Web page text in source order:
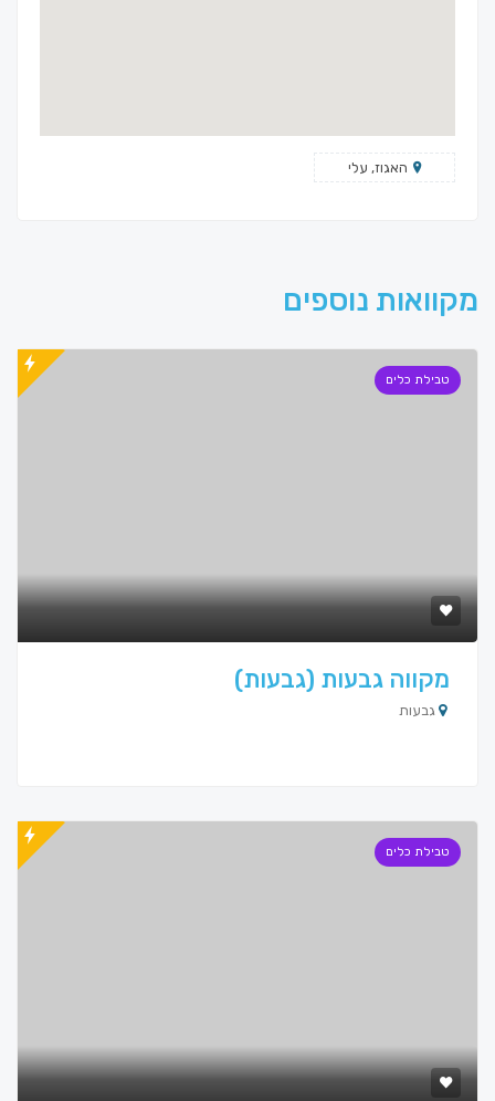
האגוז, עלי
מקוואות נוספים
טבילת כלים
מקווה גבעות (גבעות)
גבעות
טבילת כלים